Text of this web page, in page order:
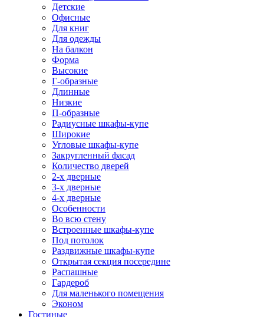
Детские
Офисные
Для книг
Для одежды
На балкон
Форма
Высокие
Г-образные
Длинные
Низкие
П-образные
Радиусные шкафы-купе
Широкие
Угловые шкафы-купе
Закругленный фасад
Количество дверей
2-х дверные
3-х дверные
4-х дверные
Особенности
Во всю стену
Встроенные шкафы-купе
Под потолок
Раздвижные шкафы-купе
Открытая секция посередине
Распашные
Гардероб
Для маленького помещения
Эконом
Гостиные